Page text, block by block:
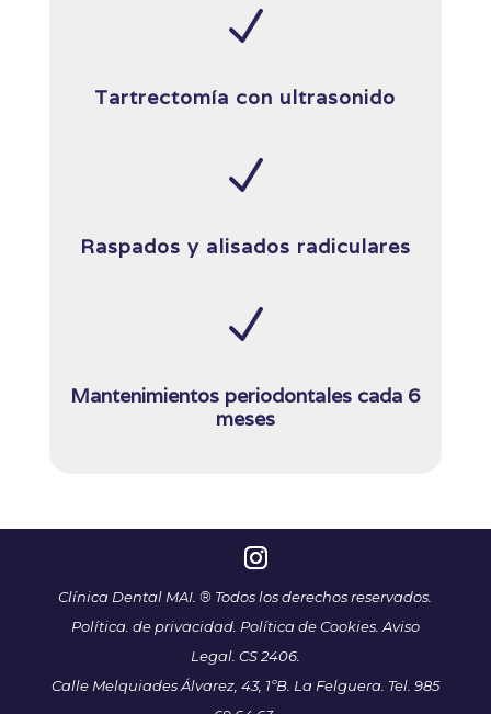
N
Tartrectomía con ultrasonido
N
Raspados y alisados radiculares
N
Mantenimientos periodontales cada 6
meses
Clínica Dental MAI. ® Todos los derechos reservados.
Política. de privacidad. Política de Cookies. Aviso
Legal. CS 2406.
Calle Melquiades Álvarez, 43, 1ºB. La Felguera. Tel. 985